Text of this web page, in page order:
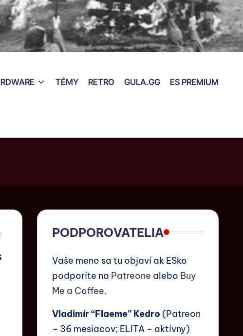
TÉMY RETRO GULA.GG ES PREMIUM
PODPOROVATELIA
Vaše meno sa tu objaví ak ESko
podporíte na Patreone alebo Buy
Me a Coffee.
Vladimír “Flaeme” Kedro (Patreon
– 36 mesiacov; ELITA – aktívny)